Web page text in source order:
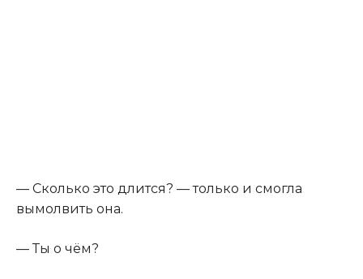
— Сколько это длится? — только и смогла
вымолвить она.
— Ты о чём?